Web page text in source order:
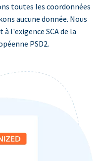
toutes les coordonnées
aucune donnée. Nous
l'exigence SCA de la
PSD2.